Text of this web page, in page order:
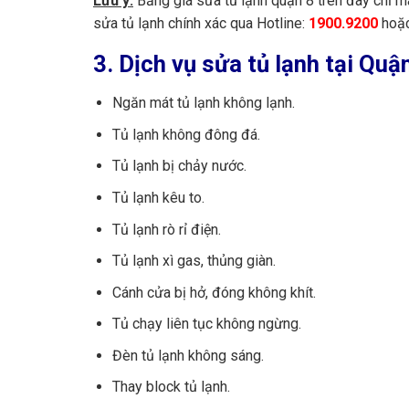
Vệ sinh tủ lạnh thường
Ngàm cửa lẫy cánh cửa
sửa tủ lạnh chính xác qua Hotline: 1900.9200
3. Dịch vụ sửa tủ lạnh tại
Ngăn mát tủ lạnh không lạnh.
Tủ lạnh không đông đá.
Tủ lạnh bị chảy nước.
Tủ lạnh kêu to.
Tủ lạnh rò rỉ điện.
Tủ lạnh xì gas, thủng giàn.
Cánh cửa bị hở, đóng không khít.
Tủ chạy liên tục không ngừng.
Đèn tủ lạnh không sáng.
Thay block tủ lạnh.